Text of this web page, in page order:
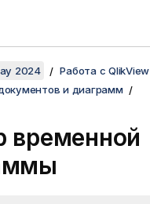
2024
Работа с QlikView
и диаграмм
временной